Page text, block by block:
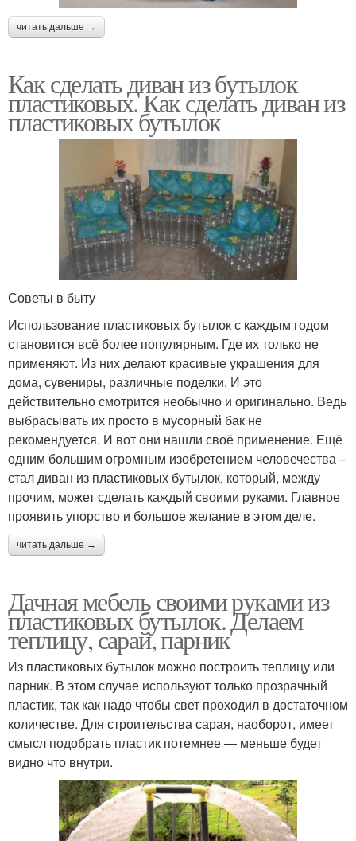
читать дальше →
Как сделать диван из бутылок
пластиковых. Как сделать диван из
пластиковых бутылок
Советы в быту
Использование пластиковых бутылок с каждым годом
становится всё более популярным. Где их только не
применяют. Из них делают красивые украшения для
дома, сувениры, различные поделки. И это
действительно смотрится необычно и оригинально. Ведь
выбрасывать их просто в мусорный бак не
рекомендуется. И вот они нашли своё применение. Ещё
одним большим огромным изобретением человечества –
стал диван из пластиковых бутылок, который, между
прочим, может сделать каждый своими руками. Главное
проявить упорство и большое желание в этом деле.
читать дальше →
Дачная мебель своими руками из
пластиковых бутылок. Делаем
теплицу, сарай, парник
Из пластиковых бутылок можно построить теплицу или
парник. В этом случае используют только прозрачный
пластик, так как надо чтобы свет проходил в достаточном
количестве. Для строительства сарая, наоборот, имеет
смысл подобрать пластик потемнее — меньше будет
видно что внутри.